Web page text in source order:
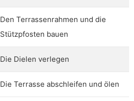
Den Terrassenrahmen und die
Stützpfosten bauen
Die Dielen verlegen
Die Terrasse abschleifen und ölen